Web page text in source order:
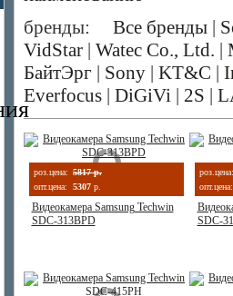
бренды: Все бренды |
VidStar | Watec Co., Ltd. |
БайтЭрг | Sony | KT&C |
Everfocus | DiGiVi | 2S |
роз.цена: 5817 р.
опт.цена:
5307 р.
Видеокамера Samsung Techwin
SDC-313BPD
роз.цена:
опт.цена:
SDC-